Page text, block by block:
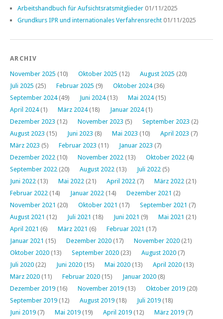
Arbeitshandbuch für Aufsichtsratsmitglieder 01/11/2025
Grundkurs IPR und internationales Verfahrensrecht 01/11/2025
ARCHIV
November 2025 (10) Oktober 2025 (12) August 2025 (20)
Juli 2025 (25) Februar 2025 (9) Oktober 2024(36)
September 2024(49) Juni 2024(13) Mai 2024(15)
April 2024(1) März 2024(18) Januar 2024(1)
Dezember 2023 (12) November 2023 (5) September 2023 (2)
August 2023 (15) Juni 2023 (8) Mai 2023 (10) April 2023 (7)
März 2023 (5) Februar 2023 (11) Januar 2023 (7)
Dezember 2022 (10) November 2022 (13) Oktober 2022 (4)
September 2022 (20) August 2022 (13) Juli 2022 (5)
Juni 2022 (13) Mai 2022 (21) April 2022 (7) März 2022 (21)
Februar 2022 (14) Januar 2022 (14) Dezember 2021 (2)
November 2021 (20) Oktober 2021 (17) September 2021 (7)
August 2021 (12) Juli 2021 (18) Juni 2021 (9) Mai 2021 (21)
April 2021 (6) März 2021 (6) Februar 2021 (17)
Januar 2021 (15) Dezember 2020 (17) November 2020 (21)
Oktober 2020 (13) September 2020 (23) August 2020 (7)
Juli 2020 (22) Juni 2020 (15) Mai 2020 (13) April 2020 (13)
März 2020 (11) Februar 2020 (15) Januar 2020 (8)
Dezember 2019 (16) November 2019 (13) Oktober 2019 (20)
September 2019 (12) August 2019 (18) Juli 2019 (18)
Juni 2019 (7) Mai 2019 (19) April 2019 (12) März 2019 (7)